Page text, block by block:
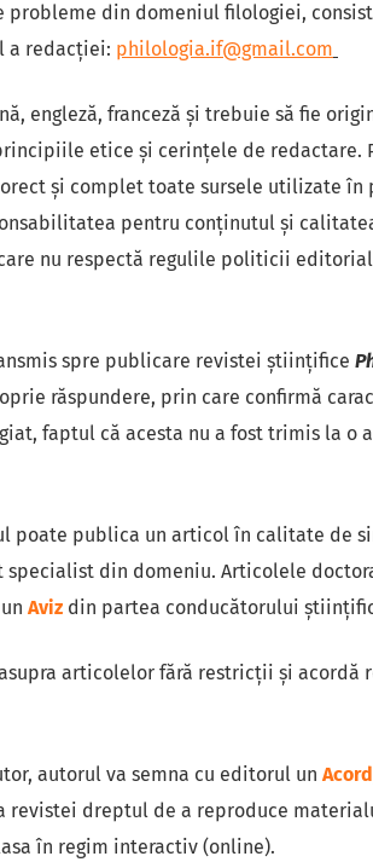
din domeniul filologiei,
a redacției: philologia.if@gmail.com
engleză, franceză și trebuie să fie
etice și cerințele de redactare.
şi complet toate sursele utilizate în
pentru conținutul și
nu respectă regulile politicii
spre publicare revistei științifice
răspundere, prin care confirmă
faptul că acesta nu a fost trimis la o
poate publica un articol în calitate de
din domeniu. Articolele
Aviz din partea conducătorului
articolelor fără restricții și acordă
autorul va semna cu editorul un Acord
revistei dreptul de a reproduce
în regim interactiv (online).